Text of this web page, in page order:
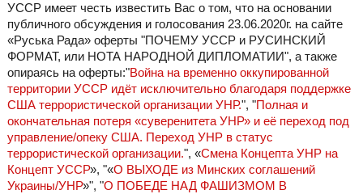
УССР имеет честь известить Вас о том, что на основании
публичного обсуждения и голосования 23.06.2020г. на сайте
«Руська Рада» оферты "ПОЧЕМУ УССР и РУСИНСКИЙ
ФОРМАТ, или НОТА НАРОДНОЙ ДИПЛОМАТИИ", а также
опираясь на оферты:"Война на временно оккупированной
территории УССР идёт исключительно благодаря поддержке
США террористической организации УНР.", "Полная и
окончательная потеря «суверенитета УНР» и её переход под
управление/опеку США. Переход УНР в статус
террористической организации.", «Смена Концепта УНР на
Концепт УССР», "«О ВЫХОДЕ из Минских соглашений
Украины/УНР»", "О ПОБЕДЕ НАД ФАШИЗМОМ В